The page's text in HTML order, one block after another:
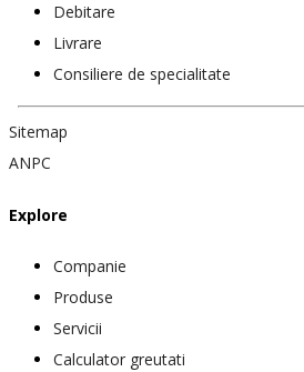
Debitare
Livrare
Consiliere de specialitate
Sitemap
ANPC
Explore
Companie
Produse
Servicii
Calculator greutati